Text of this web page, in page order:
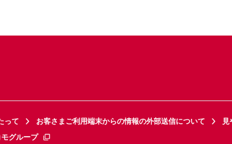
って お客さまご利用端末からの情報の外部送信について
見
モグループ